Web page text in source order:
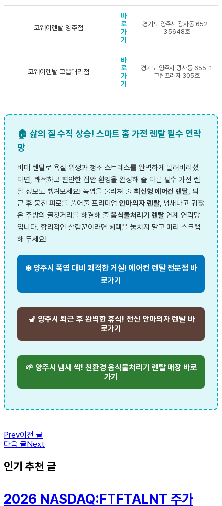
코웨이렌탈 양주점
바
로
가
기
경기도 양주시 광사동 652-
3 5648호
코웨이렌탈 고읍대리점
바
로
가
기
경기도 양주시 광사동 655-1
그린프라자 305호
🏠 삶의 질 수직 상승! 스마트 홈 가전 렌탈 필수 연락
망
비데 렌탈로 욕실 위생과 청소 스트레스를 완벽하게 날려버리셨
다면, 쾌적하고 편안한 집안 환경을 완성해 줄 다른 필수 가전 렌
탈 정보도 챙겨보세요! 폭염을 물리쳐 줄 최신형 에어컨 렌탈, 퇴
근 후 뭉친 피로를 풀어줄 프리미엄 안마의자 렌탈, 냄새나고 귀찮
은 주방의 골칫거리를 해결해 줄 음식물처리기 렌탈 연계 연락망
입니다. 합리적인 살림꾼이라면 혜택을 놓치지 말고 미리 스크랩
해 두세요!
❄️ 양주시 폭염 대비 쾌적한 거실! 에어컨 렌탈 전문점 바
로가기
💺 양주시 퇴근 후 완벽한 휴식! 전신 안마의자 렌탈 바
로가기
🌱 양주시 냄새 싹! 친환경 음식물처리기 렌탈 매장 바로
가기
Prev이전 글
다음 글Next
인기 추천 글
2026 NASDAQ:FTFTALNT 주가